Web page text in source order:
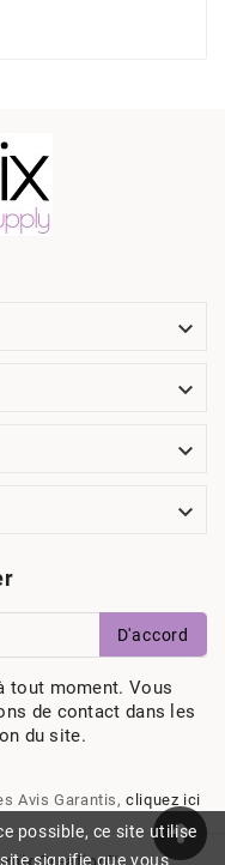
possible, ce site utilise
signifie que vous




D'accord
tout moment. Vous
de contact dans les
du site.
Avis Garantis,cliquez ici